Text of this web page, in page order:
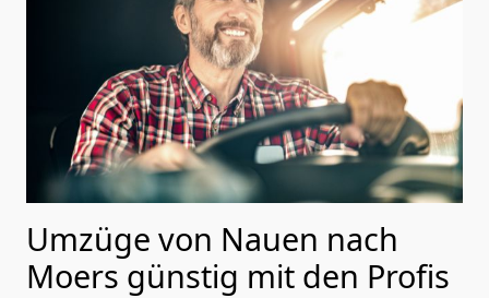
Umzüge von Nauen nach
Moers günstig mit den Profis